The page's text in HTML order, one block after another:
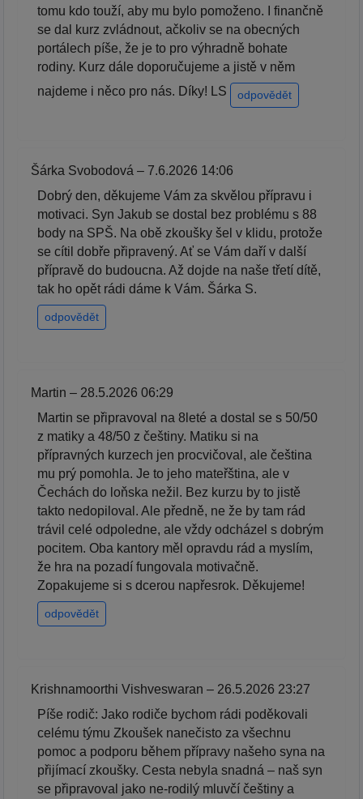
tomu kdo touží, aby mu bylo pomoženo. I finančně
se dal kurz zvládnout, ačkoliv se na obecných
portálech píše, že je to pro výhradně bohate
rodiny. Kurz dále doporučujeme a jistě v něm
najdeme i něco pro nás. Díky! LS
odpovědět
Šárka Svobodová – 7.6.2026 14:06
Dobrý den, děkujeme Vám za skvělou přípravu i
motivaci. Syn Jakub se dostal bez problému s 88
body na SPŠ. Na obě zkoušky šel v klidu, protože
se cítil dobře připravený. Ať se Vám daří v další
přípravě do budoucna. Až dojde na naše třetí dítě,
tak ho opět rádi dáme k Vám. Šárka S.
odpovědět
Martin – 28.5.2026 06:29
Martin se připravoval na 8leté a dostal se s 50/50
z matiky a 48/50 z češtiny. Matiku si na
přípravných kurzech jen procvičoval, ale čeština
mu prý pomohla. Je to jeho mateřština, ale v
Čechách do loňska nežil. Bez kurzu by to jistě
takto nedopiloval. Ale předně, ne že by tam rád
trávil celé odpoledne, ale vždy odcházel s dobrým
pocitem. Oba kantory měl opravdu rád a myslím,
že hra na pozadí fungovala motivačně.
Zopakujeme si s dcerou napřesrok. Děkujeme!
odpovědět
Krishnamoorthi Vishveswaran – 26.5.2026 23:27
Píše rodič: Jako rodiče bychom rádi poděkovali
celému týmu Zkoušek nanečisto za všechnu
pomoc a podporu během přípravy našeho syna na
přijímací zkoušky. Cesta nebyla snadná – naš syn
se připravoval jako ne-rodilý mluvčí češtiny a